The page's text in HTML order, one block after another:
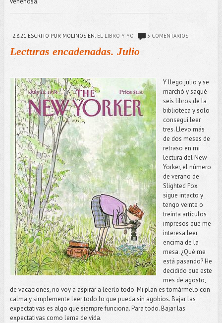
2.8.21ESCRITO POR MOLINOS EN: EL LIBRO Y YO 3 COMENTARIOS
Lecturas encadenadas. Julio
Y llego julio y se
marchó y saqué
seis libros de la
biblioteca y solo
conseguí leer
tres. Llevo más
de dos meses de
retraso en mi
lectura del New
Yorker, el número
de verano de
Slighted Fox
sigue intacto y
tengo veinte o
treinta artículos
impresos que me
interesa leer
encima de la
mesa. ¿Qué me
está pasando? He
decidido que este
mes de agosto,
de vacaciones, no voy a aspirar a leerlo todo. Mi plan es tomármelo con
calma y simplemente leer todo lo que pueda sin agobios. Bajar las
expectativas es algo que siempre funciona. Para todo. Bajar las
expectativas como lema de vida.